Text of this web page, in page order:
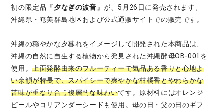
初の限定品『夕なぎの波音 』が、5月26日に発売されます。
沖縄県・奄美群島地区および公式通販サイトでの販売です。
沖縄の穏やかな夕暮れをイメージして開発された本商品は、
沖縄の自然に自生する植物から発見された沖縄酵母OB-001を
使用。上面発酵由来のフルーティーで気品ある香りと心地よ
い余韻が特長で、スパイシーで爽やかな柑橘香とやわらかな
苦味が重なり合う複層的な味わいです。原材料にはオレンジ
ピールやコリアンダーシードも使用。母の日・父の日のギフ